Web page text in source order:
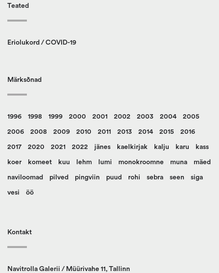
Teated
Eriolukord / COVID-19
Märksõnad
1996 1998 1999 2000 2001 2002 2003 2004 2005
2006 2008 2009 2010 2011 2013 2014 2015 2016
2017 2020 2021 2022 jänes kaelkirjak kalju karu kass
koer komeet kuu lehm lumi monokroomne muna mäed
naviloomad pilved pingviin puud rohi sebra seen siga
vesi öö
Kontakt
Navitrolla Galerii / Müürivahe 11, Tallinn